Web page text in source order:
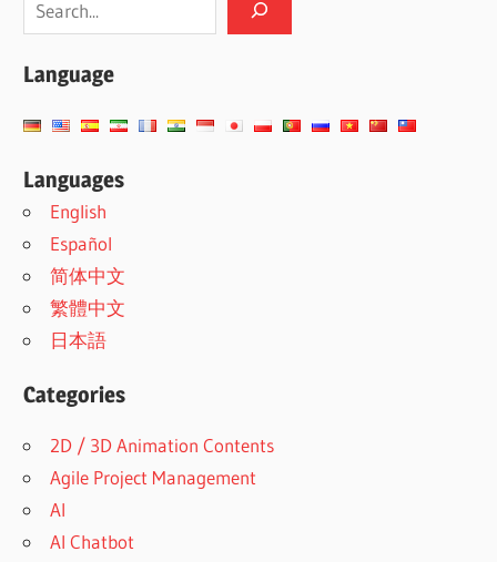
Language
Languages
English
Español
简体中文
繁體中文
日本語
Categories
2D / 3D Animation Contents
Agile Project Management
AI
AI Chatbot